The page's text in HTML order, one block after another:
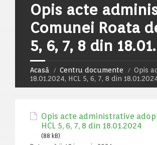
Opis acte
Comunei Roata
5, 6, 7, 8 din
Acasă Centru documente
Opis
18.01.2024, HCL 5, 6, 7, 8 din
Opis acte administrative
HCL 5, 6, 7, 8 din 18.01.2024
(88 kB)